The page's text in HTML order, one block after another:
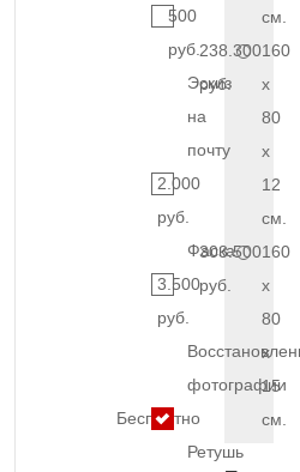
500
руб.
Эскиз
на
почту
2.000
руб.
Фаска
3.500
руб.
фотографии
Бесплатно
Ретушь
см.
238.300
руб.
160
x
80
x
12
см.
303.500
руб.
160
x
80
x
15
см.